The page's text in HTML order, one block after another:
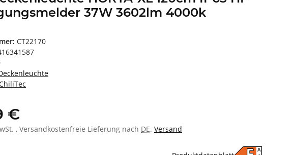
37W 3602lm 4000k
CT22170
€
, Versandkostenfreie Lieferung nach DE. Versand
A